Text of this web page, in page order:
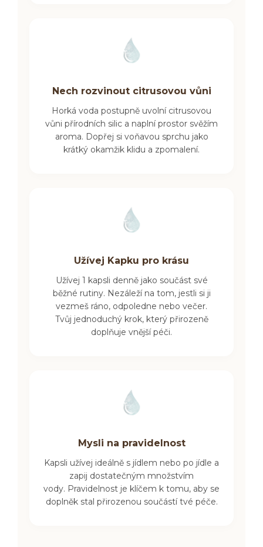
Nech rozvinout citrusovou vůni
Horká voda postupně uvolní citrusovou
vůni přírodních silic a naplní prostor svěžím
aroma. Dopřej si voňavou sprchu jako
krátký okamžik klidu a zpomalení.
Užívej Kapku pro krásu
Užívej 1 kapsli denně jako součást své
běžné rutiny. Nezáleží na tom, jestli si ji
vezmeš ráno, odpoledne nebo večer.
Tvůj jednoduchý krok, který přirozeně
doplňuje vnější péči.
Mysli na pravidelnost
Kapsli užívej ideálně s jídlem nebo po jídle a
zapij dostatečným množstvím
vody. Pravidelnost je klíčem k tomu, aby se
doplněk stal přirozenou součástí tvé péče.